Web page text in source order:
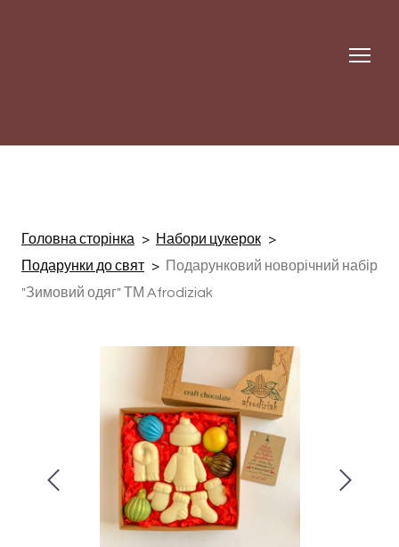
Головна сторінка
Набори цукерок
Подарунки до свят
Подарунковий новорічний набір
"Зимовий одяг" ТМ Afrodiziak